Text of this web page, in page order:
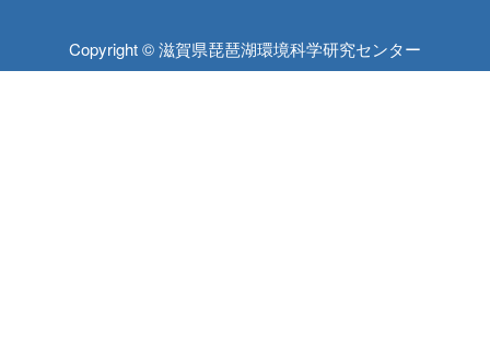
Copyright © 滋賀県琵琶湖環境科学研究センター